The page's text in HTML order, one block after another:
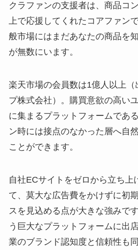
クラファンの支援者は、商品コ
上で応援してくれたコアファン
般市場にはまだあなたの商品を
が無数にいます。
楽天市場の会員数は1億人以上（
プ株式会社）。購買意欲の高い
に集まるプラットフォームであ
ン時には接点のなかった層へ自
ことができます。
自社ECサイトをゼロから立ち上
て、莫大な広告費をかけずに初
スを見込める点が大きな強みで
う巨大なプラットフォームに出
業のブランド認知度と信頼性も